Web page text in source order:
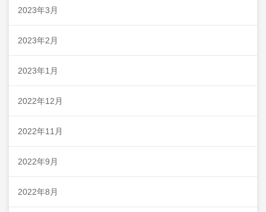
2023年3月
2023年2月
2023年1月
2022年12月
2022年11月
2022年9月
2022年8月